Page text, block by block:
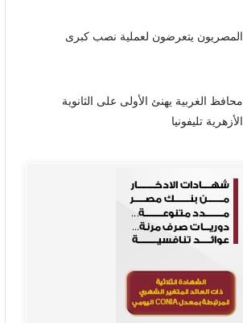
المصريون يتعرضون لعملية نصب كبرى
محافظ الغربية يهنئ الأولى على الثانوية
الأزهرية تليفونيا